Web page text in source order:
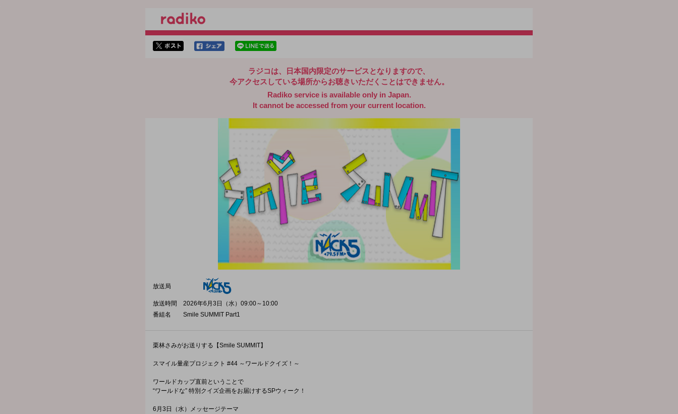
ラジコは、日本国内限定のサービスとなりますので、
今アクセスしている場所からお聴きいただくことはできません。
Radiko service is available only in Japan.
It cannot be accessed from your current location.
放送局
放送時間
2026年6月3日（水）09:00～10:00
番組名
Smile SUMMIT Part1
栗林さみがお送りする【Smile SUMMIT】
スマイル量産プロジェクト #44 ～ワールドクイズ！～
ワールドカップ直前ということで
“ワールドな” 特別クイズ企画をお届けするSPウィーク！
6月3日（水）メッセージテーマ